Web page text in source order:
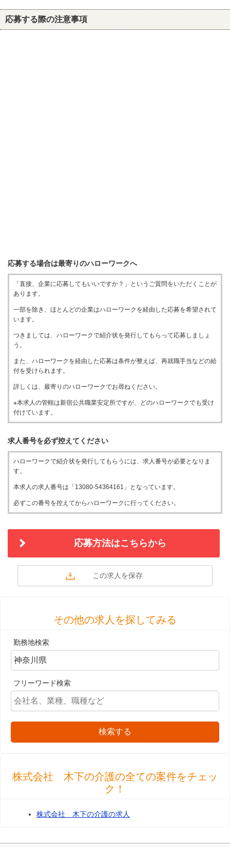
応募する際の注意事項
応募する場合は最寄りのハローワークへ
「直接、企業に応募してもいいですか？」というご質問をいただくことが
あります。
一部を除き、ほとんどの企業はハローワークを経由した応募を希望されて
います。
つきましては、ハローワークで紹介状を発行してもらって応募しましょ
う。
また、ハローワークを経由した応募は条件が整えば、再就職手当などの給
付を受けられます。
詳しくは、最寄りのハローワークでお尋ねください。
※本求人の管轄は新宿公共職業安定所ですが、どのハローワークでも受け
付けています。
求人番号を必ず控えてください
ハローワークで紹介状を発行してもらうには、求人番号が必要となりま
す。
本求人の求人番号は「13080-54364161」となっています。
必ずこの番号を控えてからハローワークに行ってください。
応募方法はこちらから
その他の求人を探してみる
勤務地検索
フリーワード検索
検索する
株式会社 木下の介護の全ての案件をチェッ
ク！
株式会社 木下の介護の求人